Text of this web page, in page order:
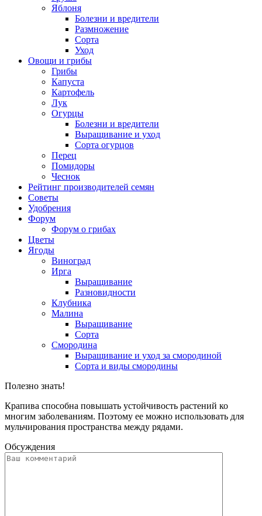
Яблоня
Болезни и вредители
Размножение
Сорта
Уход
Овощи и грибы
Грибы
Капуста
Картофель
Лук
Огурцы
Болезни и вредители
Выращивание и уход
Сорта огурцов
Перец
Помидоры
Чеснок
Рейтинг производителей семян
Советы
Удобрения
Форум
Форум о грибах
Цветы
Ягоды
Виноград
Ирга
Выращивание
Разновидности
Клубника
Малина
Выращивание
Сорта
Смородина
Выращивание и уход за смородиной
Сорта и виды смородины
Полезно знать!
Крапива способна повышать устойчивость растений ко
многим заболеваниям. Поэтому ее можно использовать для
мульчирования пространства между рядами.
Обсуждения